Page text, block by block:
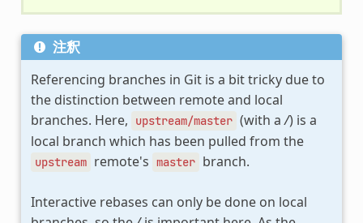
注釈
Referencing branches in Git is a bit tricky due to
the distinction between remote and local
branches. Here,
upstream/master (with a/) is a
local branch which has been pulled from the
upstream remote's master branch.
Interactive rebases can only be done on local